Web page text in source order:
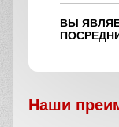
ВЫ
Наши